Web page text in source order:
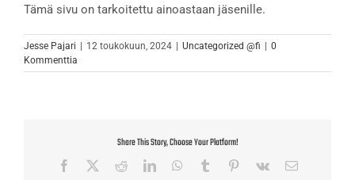
Tämä sivu on tarkoitettu ainoastaan jäsenille.
Jesse Pajari | 12 toukokuun, 2024 | Uncategorized @fi | 0
Kommenttia
Share This Story, Choose Your Platform!
Facebook RedditLinkedInWhatsApp
Tumblr Pinterest
Vk Sähköposti